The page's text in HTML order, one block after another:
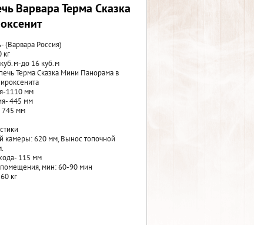
Варвара Терма Сказка
(Варвара Россия)
кг
до 16 куб.м
Терма Сказка Мини Панорама в
1110 мм
445 мм
745 мм
камеры: 620 мм, Вынос топочной
115 мм
мин: 60-90 мин
кг